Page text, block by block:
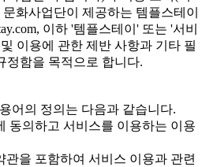
화사업단이 제공하는 템플스테이
이하 '템플스테이' 또는 '서비
이용에 관한 제반 사항과 기타 필
정함을 목적으로 합니다.
어의 정의는 다음과 같습니다.
동의하고 서비스를 이용하는 이용
관을 포함하여 서비스 이용과 관련